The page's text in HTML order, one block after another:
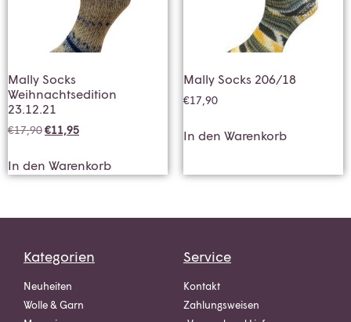
Mally Socks
Weihnachtsedition
23.12.21
€17,90€11,95
In den Warenkorb
Mally Socks 206/18
€17,90
In den Warenkorb
Kategorien
Neuheiten
Wolle & Garn
Service
Kontakt
Zahlungsweisen